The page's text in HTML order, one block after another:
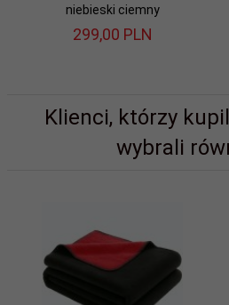
niebieski ciemny
299,00 PLN
Klienci, którzy
wybrali